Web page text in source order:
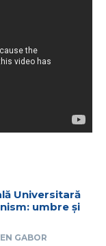
Universitară
umbre și
GABOR